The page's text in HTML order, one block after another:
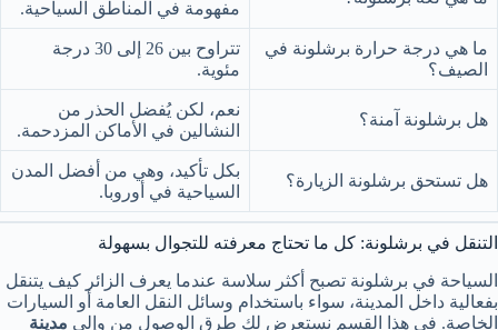
مفهومة في المناطق السياحية.
ما هي درجة حرارة برشلونة في
الصيف؟
تتراوح بين 26 إلى 30 درجة
مئوية.
هل برشلونة آمنة؟
نعم، لكن يُفضل الحذر من
النشالين في الأماكن المزدحمة.
هل تستحق برشلونة الزيارة؟
بكل تأكيد، وهي من أفضل المدن
السياحية في أوروبا.
التنقل في برشلونة: كل ما تحتاج معرفته للتجوال بسهولة
السياحة في برشلونة تصبح أكثر سلاسة عندما يعرف الزائر كيف يتنقل
بفعالية داخل المدينة، سواء باستخدام وسائل النقل العامة أو السيارات
الخاصة. في هذا القسم نستعرض لك طرق الوصول من وإلى مدينة